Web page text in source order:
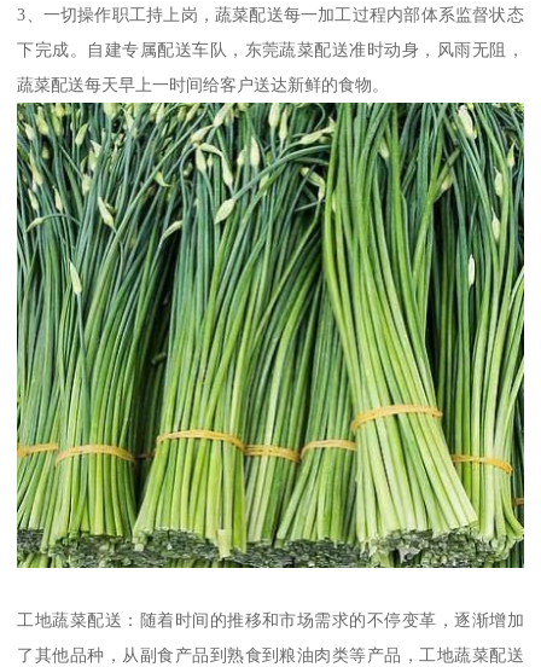
3、一切操作职工持上岗，蔬菜配送每一加工过程内部体系监督状态
下完成。自建专属配送车队，东莞蔬菜配送准时动身，风雨无阻，
蔬菜配送每天早上一时间给客户送达新鲜的食物。
工地蔬菜配送：随着时间的推移和市场需求的不停变革，逐渐增加
了其他品种，从副食产品到熟食到粮油肉类等产品，工地蔬菜配送